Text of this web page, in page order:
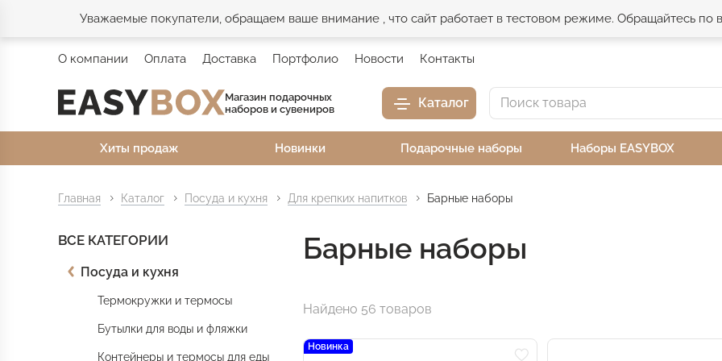
Уважаемые покупатели, обращаем ваше внимание , что сайт работает в тестовом режиме. Обращайтесь по
О компании Оплата Доставка Портфолио Новости Контакты
Магазин подарочных
наборов и сувениров
Каталог
Хиты продаж Новинки Подарочные наборы Наборы EASYBOX
Главная Каталог Посуда и кухня Для крепких напитков Барные наборы
ВСЕ КАТЕГОРИИ
Посуда и кухня
Термокружки и термосы
Бутылки для воды и фляжки
Контейнеры и термосы для еды
Барные наборы
Найдено 56 товаров
Новинка